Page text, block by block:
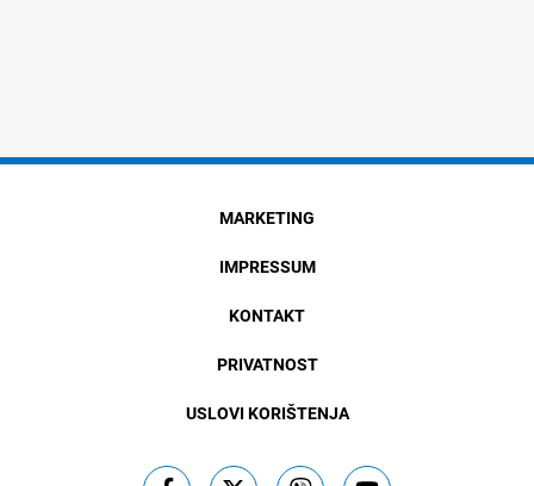
MARKETING
IMPRESSUM
KONTAKT
PRIVATNOST
USLOVI KORIŠTENJA